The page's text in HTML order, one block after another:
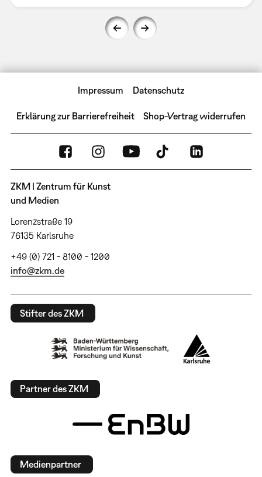
Impressum Datenschutz
Erklärung zur Barrierefreiheit Shop-Vertrag widerrufen
ZKM | Zentrum für Kunst
und Medien
Lorenzstraße 19
76135 Karlsruhe
+49 (0) 721 - 8100 - 1200
info@zkm.de
Stifter des ZKM
Partner des ZKM
Medienpartner